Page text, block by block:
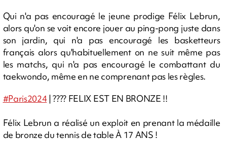
Qui n'a pas encouragé le jeune prodige Félix Lebrun,
alors qu'on se voit encore jouer au ping-pong juste dans
son jardin, qui n'a pas encouragé les basketteurs
français alors qu'habituellement on ne suit même pas
les matchs, qui n'a pas encouragé le combattant du
taekwondo, même en ne comprenant pas les règles.
#Paris2024| ???? FELIX EST EN BRONZE !!
Félix Lebrun a réalisé un exploit en prenant la médaille
de bronze du tennis de table À 17 ANS !